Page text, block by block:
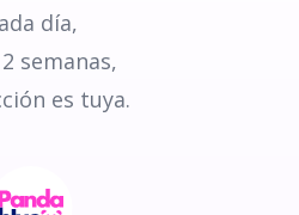
día,
semanas,
es tuya.